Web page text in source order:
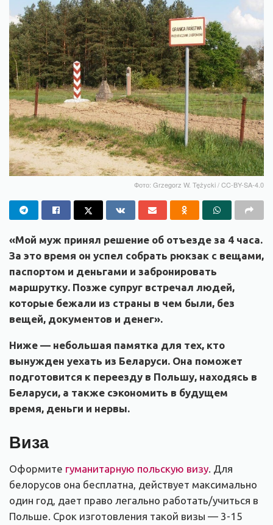
Фото: Grzegorz W. Tężycki / CC-BY-SA-4.0
«Мой муж принял решение об отъезде за 4 часа.
За это время он успел собрать рюкзак с вещами,
паспортом и деньгами и забронировать
маршрутку. Позже супруг встречал людей,
которые бежали из страны в чем были, без
вещей, документов и денег».
Ниже — небольшая памятка для тех, кто
вынужден уехать из Беларуси. Она поможет
подготовится к переезду в Польшу, находясь в
Беларуси, а также сэкономить в будущем
время, деньги и нервы.
Виза
Оформите гуманитарную польскую визу . Для
белорусов она бесплатна, действует максимально
один год, дает право легально работать/учиться в
Польше. Срок изготовления такой визы — 3-15